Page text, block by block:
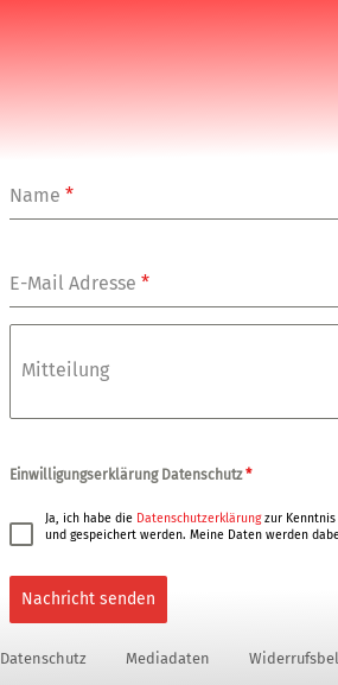
Name*
E-Mail Adresse*
Mitteilung
Einwilligungserklärung Datenschutz*
Ja, ich habe die Datenschutzerklärungzur Kenntnis
und gespeichert werden. Meine Daten werden
Nachricht senden
Datenschutz Mediadaten